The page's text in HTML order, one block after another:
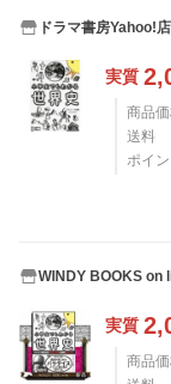
ドラマ書房Yahoo!店
実質
商品
送料
ポイン
WINDY BOOKS on
実質
商品